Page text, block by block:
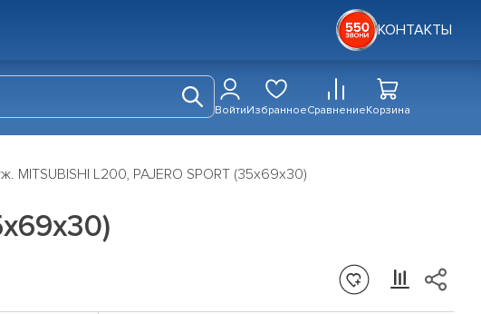
КОНТАКТЫ
ВойтиИзбранноеСравнениеКорзина
MITSUBISHI L200, PAJERO SPORT (35х69х30)